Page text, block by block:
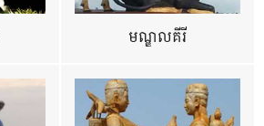
មណ្ឌលគីរី